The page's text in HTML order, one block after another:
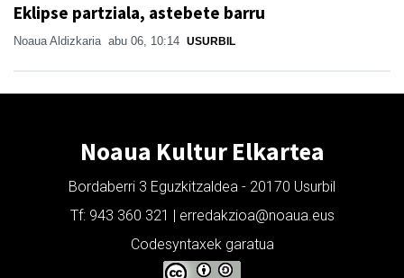
Eklipse partziala, astebete barru
Noaua Aldizkaria abu 06, 10:14 USURBIL
Noaua Kultur Elkartea
Bordaberri 3 Eguzkitzaldea - 20170 Usurbil
Tf: 943 360 321 | erredakzioa@noaua.eus
Codesyntaxek garatua